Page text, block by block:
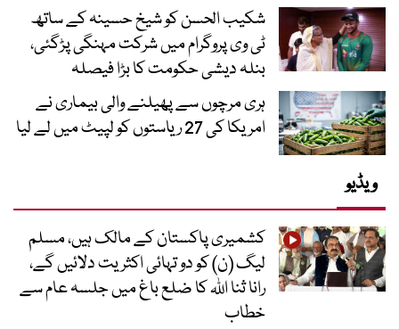
شکیب الحسن کو شیخ حسینہ کے ساتھ
ٹی وی پروگرام میں شرکت مہنگی پڑگئی،
بنلہ دیشی حکومت کا بڑا فیصلہ
ہری مرچوں سے پھیلنے والی بیماری نے
امریکا کی 27 ریاستوں کو لپیٹ میں لے لیا
ویڈیو
کشمیری پاکستان کے مالک ہیں، مسلم
لیگ (ن) کو دو تہائی اکثریت دلائیں گے،
رانا ثنا اللہ کا ضلع باغ میں جلسہ عام سے
خطاب